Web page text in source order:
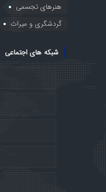
هنرهای تجسمی
گردشگری و میراث
شبکه های اجتماعی